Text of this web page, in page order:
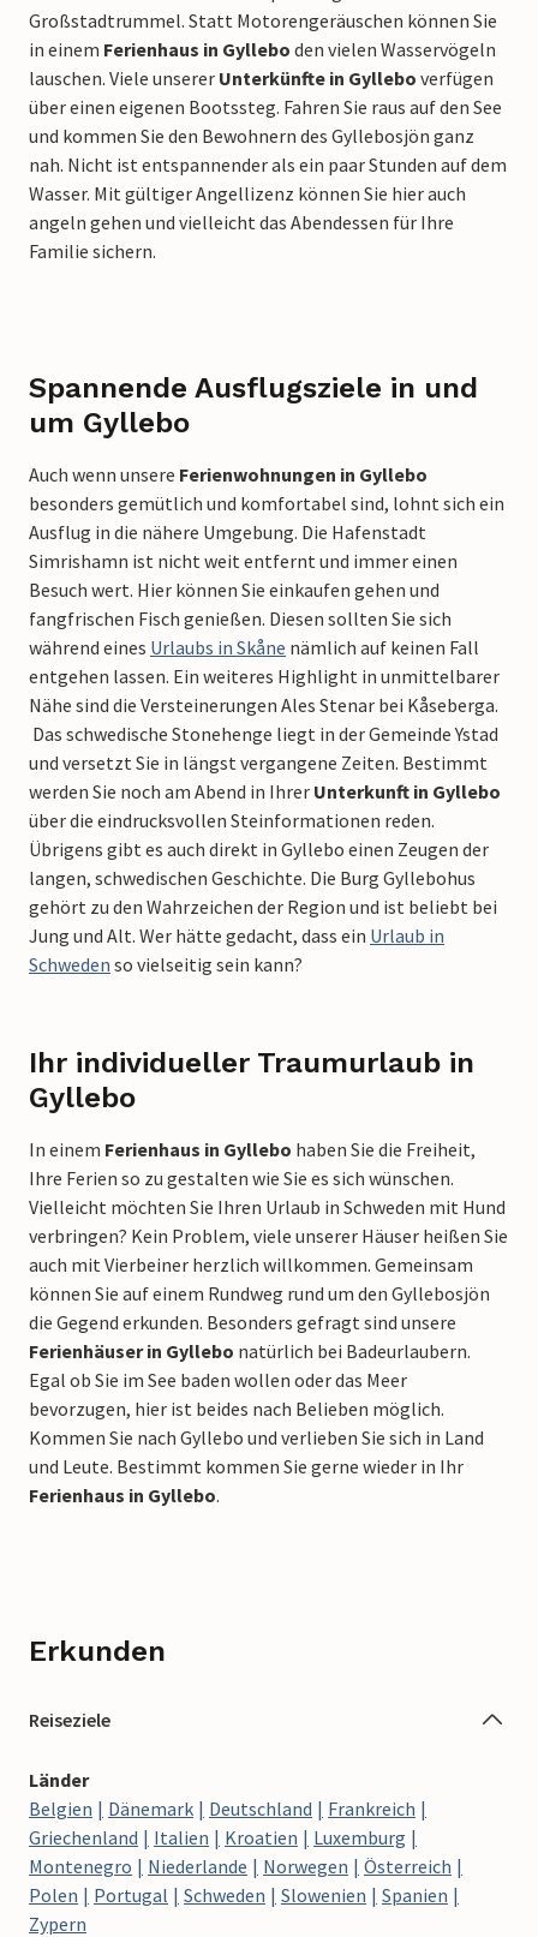
Großstadtrummel. Statt Motorengeräuschen können Sie
in einem Ferienhaus in Gyllebo den vielen Wasservögeln
lauschen. Viele unserer Unterkünfte in Gyllebo verfügen
über einen eigenen Bootssteg. Fahren Sie raus auf den See
und kommen Sie den Bewohnern des Gyllebosjön ganz
nah. Nicht ist entspannender als ein paar Stunden auf dem
Wasser. Mit gültiger Angellizenz können Sie hier auch
angeln gehen und vielleicht das Abendessen für Ihre
Familie sichern.
Spannende Ausflugsziele in und
um Gyllebo
Auch wenn unsere Ferienwohnungen in Gyllebo
besonders gemütlich und komfortabel sind, lohnt sich ein
Ausflug in die nähere Umgebung. Die Hafenstadt
Simrishamn ist nicht weit entfernt und immer einen
Besuch wert. Hier können Sie einkaufen gehen und
fangfrischen Fisch genießen. Diesen sollten Sie sich
während eines Urlaubs in Skåne nämlich auf keinen Fall
entgehen lassen. Ein weiteres Highlight in unmittelbarer
Nähe sind die Versteinerungen Ales Stenar bei Kåseberga.
Das schwedische Stonehenge liegt in der Gemeinde Ystad
und versetzt Sie in längst vergangene Zeiten. Bestimmt
werden Sie noch am Abend in Ihrer Unterkunft in Gyllebo
über die eindrucksvollen Steinformationen reden.
Übrigens gibt es auch direkt in Gyllebo einen Zeugen der
langen, schwedischen Geschichte. Die Burg Gyllebohus
gehört zu den Wahrzeichen der Region und ist beliebt bei
Jung und Alt. Wer hätte gedacht, dass ein Urlaub in
Schweden so vielseitig sein kann?
Ihr individueller Traumurlaub in
Gyllebo
In einem Ferienhaus in Gyllebo haben Sie die Freiheit,
Ihre Ferien so zu gestalten wie Sie es sich wünschen.
Vielleicht möchten Sie Ihren Urlaub in Schweden mit Hund
verbringen? Kein Problem, viele unserer Häuser heißen Sie
auch mit Vierbeiner herzlich willkommen. Gemeinsam
können Sie auf einem Rundweg rund um den Gyllebosjön
die Gegend erkunden. Besonders gefragt sind unsere
Ferienhäuser in Gyllebo natürlich bei Badeurlaubern.
Egal ob Sie im See baden wollen oder das Meer
bevorzugen, hier ist beides nach Belieben möglich.
Kommen Sie nach Gyllebo und verlieben Sie sich in Land
und Leute. Bestimmt kommen Sie gerne wieder in Ihr
Ferienhaus in Gyllebo.
Erkunden
Reiseziele
Länder
Belgien
Dänemark Deutschland
Frankreich
Griechenland
Italien Kroatien
Luxemburg
Montenegro
Niederlande Norwegen
Österreich
Polen
Portugal Schweden Slowenien
Spanien
Zypern